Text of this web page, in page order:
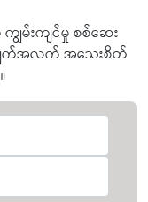
းကျင်မှု စစ်ဆေး
ျက်အလက် အသေးစိတ်